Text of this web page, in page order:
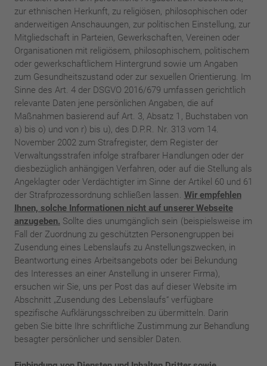
zur ethnischen Herkunft, zu religiösen, philosophischen oder
anderweitigen Anschauungen, zur politischen Einstellung, zur
Mitgliedschaft in Parteien, Gewerkschaften, Vereinen oder
Organisationen mit religiösem, philosophischem, politischem
oder gewerkschaftlichem Hintergrund sowie um Angaben
zum Gesundheitszustand oder zur sexuellen Orientierung. Im
Sinne des Art. 4 der DSGVO 2016/679 umfassen gerichtlich
relevante Daten jene persönlichen Angaben, die auf
Maßnahmen basierend auf Art. 3, Absatz 1, Buchstaben von
a) bis o) und von r) bis u), des D.P.R. Nr. 313 vom 14.
November 2002 zum Strafregister, dem Register der
Verwaltungsstrafen infolge strafbarer Handlungen oder der
diesbezüglich anhängigen Verfahren, oder auf die Stellung als
Angeklagter oder Verdächtigter im Sinne der Artikel 60 und 61
der Strafprozessordnung schließen lassen. Wir empfehlen
Ihnen, solche Informationen nicht auf unserer Webseite
anzugeben. Sollte dies unumgänglich sein (beispielsweise im
Fall der Zuordnung zu geschützten Personengruppen bei
Zusendung eines Lebenslaufs zu Anstellungszwecken, in
Beantwortung eines Arbeitsangebots oder bei Bekundung
des Interesses an einer Anstellung in unserer Firma),
ersuchen wir Sie, uns per Post das auf dieser Website im
Abschnitt „Zusendung des Lebenslaufs“ verfügbare
spezifische Aufklärungsschreiben zu übermitteln. Darin
geben Sie bitte Ihre schriftliche Zustimmung zur Behandlung
besagter persönlicher und sensibler Daten.